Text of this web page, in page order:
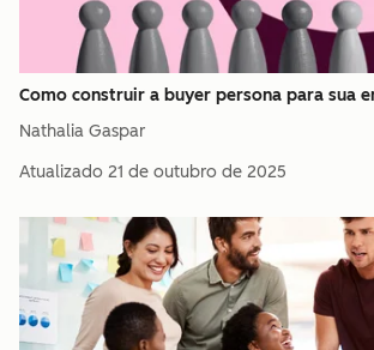
Como construir a buyer persona para sua
Nathalia Gaspar
Atualizado 21 de outubro de 2025